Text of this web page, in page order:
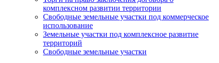
комплексном развитии территории
Свободные земельные участки под коммерческое
использование
Земельные участки под комплексное развитие
территорий
Свободные земельные участки